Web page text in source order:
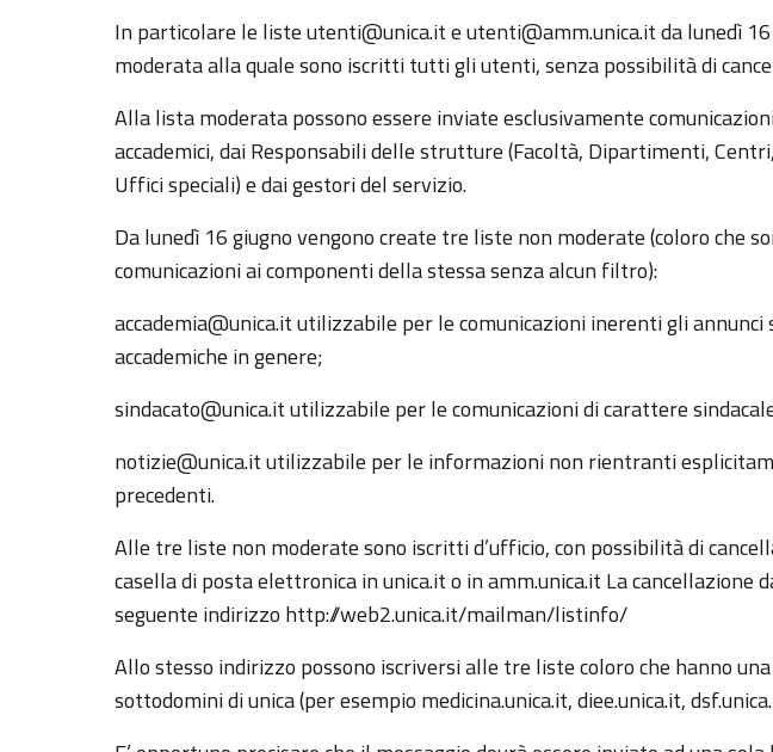
In particolare le liste utenti@unica.it e utenti@amm.unica.it da lunedì
moderata alla quale sono iscritti tutti gli utenti, senza possibilità di
Alla lista moderata possono essere inviate esclusivamente
accademici, dai Responsabili delle strutture (Facoltà, Dipartimenti,
Uffici speciali) e dai gestori del servizio.
Da lunedì 16 giugno vengono create tre liste non moderate (coloro che
comunicazioni ai componenti della stessa senza alcun filtro):
accademia@unica.it utilizzabile per le comunicazioni inerenti gli
accademiche in genere;
sindacato@unica.it utilizzabile per le comunicazioni di carattere
notizie@unica.it utilizzabile per le informazioni non rientranti
precedenti.
Alle tre liste non moderate sono iscritti d’ufficio, con possibilità di
casella di posta elettronica in unica.it o in amm.unica.it La cancellazione
seguente indirizzo http://web2.unica.it/mailman/listinfo/
Allo stesso indirizzo possono iscriversi alle tre liste coloro che hanno
sottodomini di unica (per esempio medicina.unica.it, diee.unica.it,